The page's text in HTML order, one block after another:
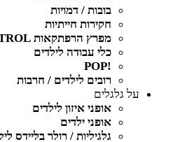
בובות / דמויות
חקירות חייתיות
מפרץ הרפתקאות PAW PATROL
כלי עבודה לילדים
!POP
רובים לילדים / חרבות
על גלגלים
אופני איזון לילדים
אופני ילדים
גלגיליות / רולר בליידס